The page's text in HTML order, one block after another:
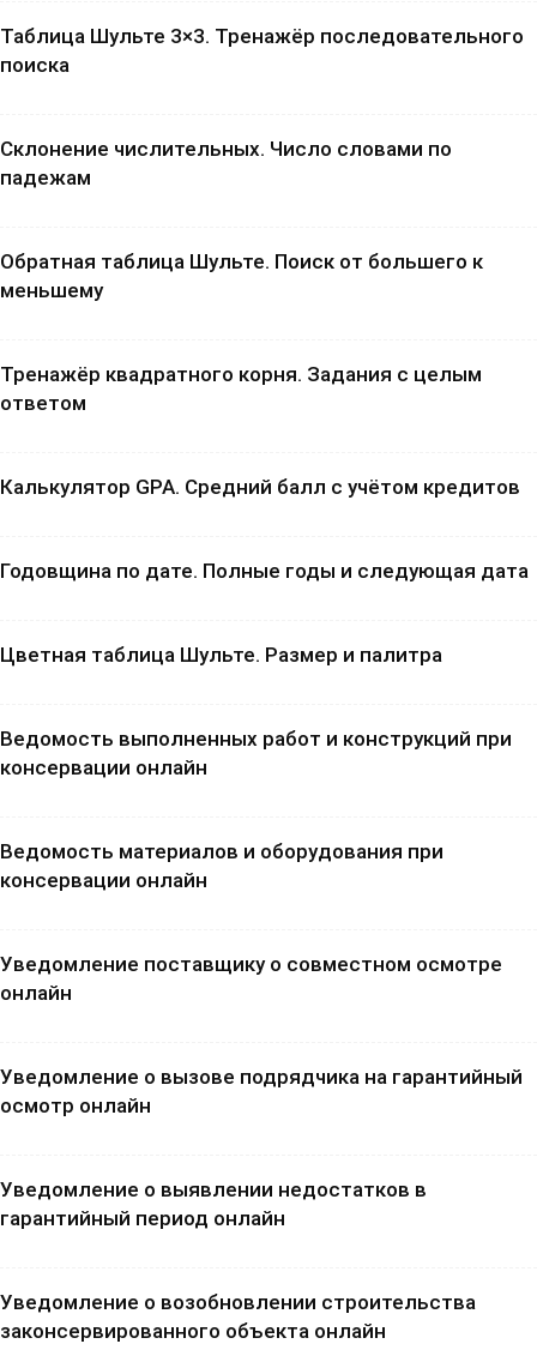
Таблица Шульте 3×3. Тренажёр последовательного
поиска
Склонение числительных. Число словами по
падежам
Обратная таблица Шульте. Поиск от большего к
меньшему
Тренажёр квадратного корня. Задания с целым
ответом
Калькулятор GPA. Средний балл с учётом кредитов
Годовщина по дате. Полные годы и следующая дата
Цветная таблица Шульте. Размер и палитра
Ведомость выполненных работ и конструкций при
консервации онлайн
Ведомость материалов и оборудования при
консервации онлайн
Уведомление поставщику о совместном осмотре
онлайн
Уведомление о вызове подрядчика на гарантийный
осмотр онлайн
Уведомление о выявлении недостатков в
гарантийный период онлайн
Уведомление о возобновлении строительства
законсервированного объекта онлайн